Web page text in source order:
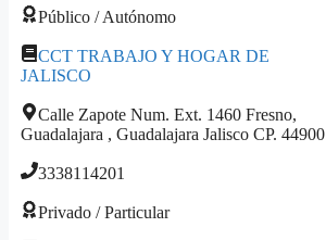
Público / Autónomo
CCT TRABAJO Y HOGAR DE
JALISCO
Calle Zapote Num. Ext. 1460 Fresno,
Guadalajara , Guadalajara Jalisco CP. 44900
3338114201
Privado / Particular